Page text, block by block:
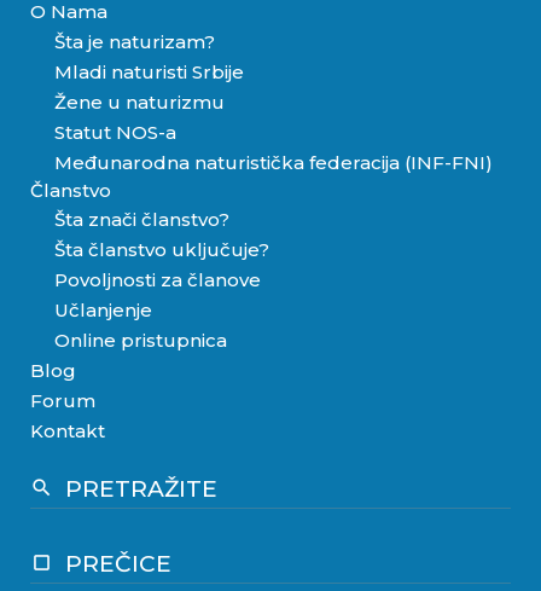
O Nama
Šta je naturizam?
Mladi naturisti Srbije
Žene u naturizmu
Statut NOS-a
Međunarodna naturistička federacija (INF-FNI)
Članstvo
Šta znači članstvo?
Šta članstvo uključuje?
Povoljnosti za članove
Učlanjenje
Online pristupnica
Blog
Forum
Kontakt
search PRETRAŽITE
crop_square PREČICE